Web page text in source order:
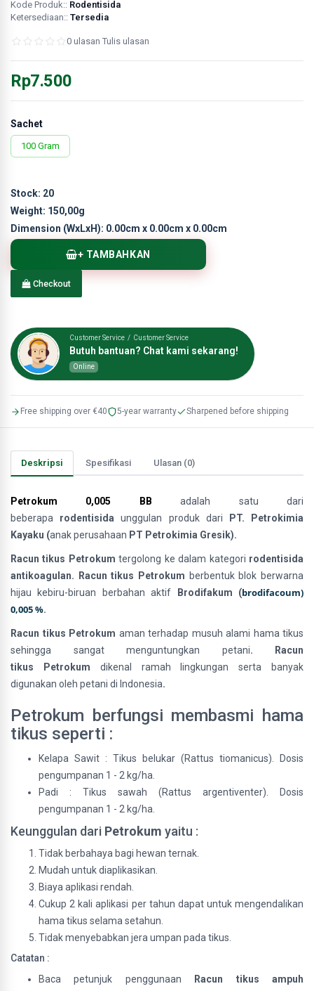
Kode Produk:: Rodentisida
Ketersediaan:: Tersedia
0 ulasan Tulis ulasan
Rp7.500
Sachet
100 Gram
Stock: 20
Weight: 150,00g
Dimension (WxLxH): 0.00cm x 0.00cm x 0.00cm
+ TAMBAHKAN
Checkout
Customer Service / Customer Service
Butuh bantuan? Chat kami sekarang!
Online
Free shipping over €40 5-year warranty Sharpened before shipping
Deskripsi Spesifikasi Ulasan (0)
Petrokum 0,005 BB
adalah satu dari
beberapa rodentisida unggulan produk dari PT. Petrokimia
Kayaku (anak perusahaan PT Petrokimia Gresik).
Racun tikus Petrokumtergolong ke dalam kategori rodentisida
antikoagulan. Racun tikus Petrokum berbentuk blok berwarna
hijau kebiru-biruan berbahan aktif
Brodifakum (brodifacoum)
0,005 %.
Racun tikus Petrokum aman terhadap musuh alami hama tikus
sehingga sangat menguntungkan petani. Racun
tikus Petrokum dikenal ramah lingkungan serta banyak
digunakan oleh petani di Indonesia.
Petrokum berfungsi membasmi hama
tikus seperti :
Kelapa Sawit : Tikus belukar (Rattus tiomanicus). Dosis
pengumpanan 1 - 2 kg/ha.
Padi : Tikus sawah (Rattus argentiventer). Dosis
pengumpanan 1 - 2 kg/ha.
Keunggulan dari Petrokum yaitu :
Tidak berbahaya bagi hewan ternak.
Mudah untuk diaplikasikan.
Biaya aplikasi rendah.
Cukup 2 kali aplikasi per tahun dapat untuk mengendalikan
hama tikus selama setahun.
Tidak menyebabkan jera umpan pada tikus.
Catatan :
Baca petunjuk penggunaan Racun tikus ampuh